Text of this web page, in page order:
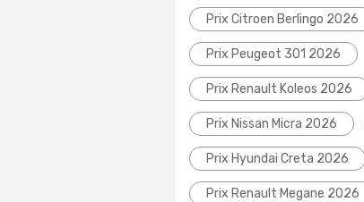
Prix Citroen Berlingo 2026
Prix Peugeot 301 2026
Prix Renault Koleos 2026
Prix Nissan Micra 2026
Prix Hyundai Creta 2026
Prix Renault Megane 2026